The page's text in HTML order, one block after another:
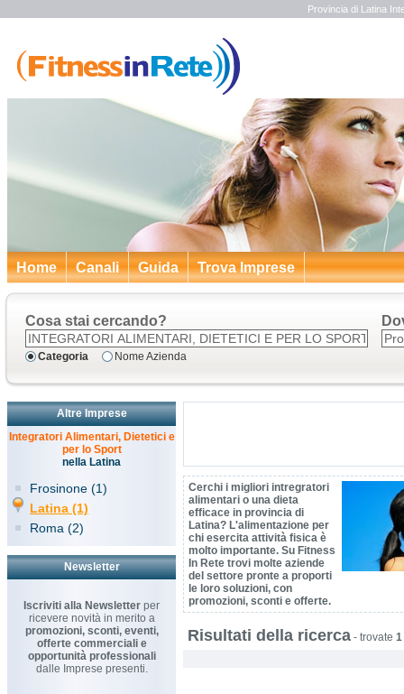
Provincia di Latina
Home Canali Guida Trova Imprese
Cosa stai cercando?
Categoria Nome Azienda
Altre Imprese
Integratori Alimentari, Dietetici e
per lo Sport
nella Latina
Frosinone (1)
Latina (1)
Roma (2)
Newsletter
Iscriviti alla Newsletter per
ricevere novità in merito a
promozioni, sconti, eventi,
offerte commerciali e
opportunità professionali
dalle Imprese presenti.
Cerchi i migliori intregratori
alimentari o una dieta
efficace in provincia di
Latina? L'alimentazione per
chi esercita attività fisica è
molto importante. Su Fitness
In Rete trovi molte aziende
del settore pronte a proporti
le loro soluzioni, con
promozioni, sconti e offerte.
Risultati della ricerca - trovate 1